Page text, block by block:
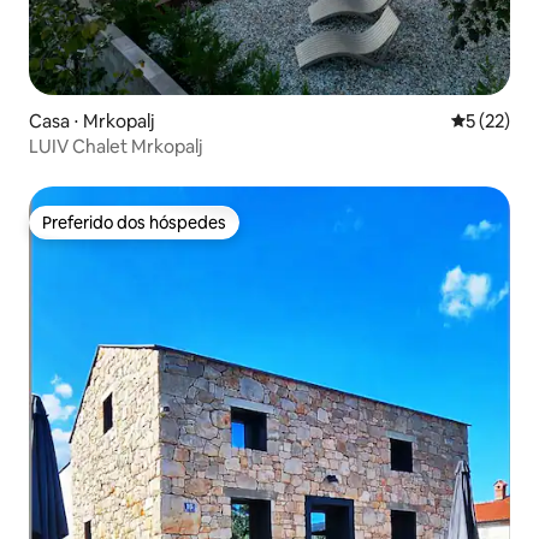
Casa ⋅ Mrkopalj 5 de uma
5 (22)
LUIV Chalet Mrkopalj
Preferido dos hóspedes
Preferido dos hóspedes